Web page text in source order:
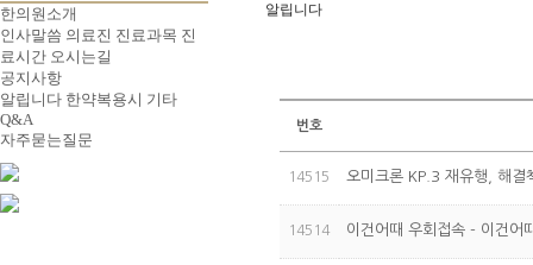
한의원소개
인사말씀 의료진 진료과목 진
료시간 오시는길
공지사항
알립니다 한약복용시 기타
Q&A
자주묻는질문
알립니다
번호
14515 오미크론 KP.3 재유행, 해
14514 이건어때 우회접속 - 이건